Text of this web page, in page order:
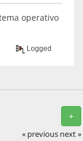
operativo
Logged
+
« previous next »